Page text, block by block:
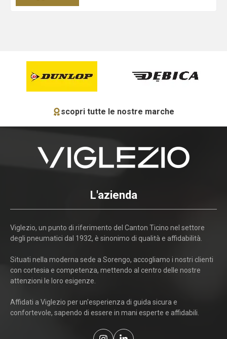
scopri tutte le nostre marche
L'azienda
Viglezio, un punto di riferimento del Canton Ticino nel settore
degli pneumatici dal 1932, è sinonimo di qualità e affidabilità.
Situati nella moderna sede a Sorengo, accogliamo i nostri clienti
con cortesia e competenza, mettendo al centro delle nostre
attenzioni le loro esigenze.
Affidati a Viglezio per un'esperienza di guida sicura e
confortevole, sapendo di essere in mani esperte e affidabili.